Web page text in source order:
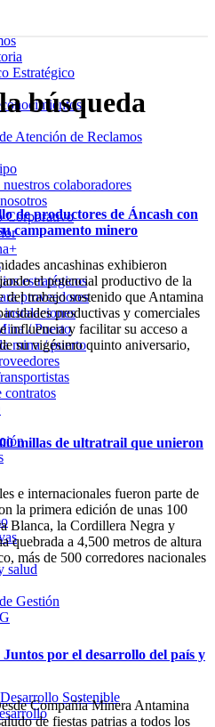
Estratégico
Atención de Reclamos
colaboradores
Corporativo
estratégicos
proveedores
instalaciones
/ Puerto
mina / puerto
contratos
salud
Gestión
Sostenible
búsqueda
de productores de Áncash con
campamento minero
ancashinas exhibieron
el potencial productivo de la
trabajo sostenido que Antamina
productivas y comerciales
influencia y facilitar su acceso a
su vigésimo quinto aniversario,
millas de ultratrail que unieron
e internacionales fueron parte de
la primera edición de unas 100
Blanca, la Cordillera Negra y
quebrada a 4,500 metros de altura
más de 500 corredores nacionales
Juntos por el desarrollo del país y
Compañía Minera Antamina
de fiestas patrias a todos los